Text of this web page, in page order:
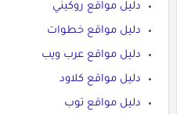
دليل مواقع روكيني
دليل مواقع خطوات
دليل مواقع عرب ويب
دليل مواقع كلاود
دليل مواقع توب